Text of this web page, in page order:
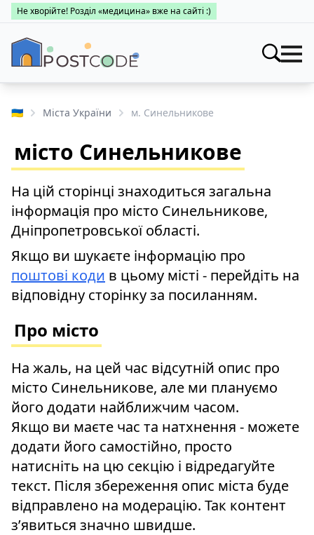
Не хворійте! Розділ «медицина» вже на сайті :)
Індекси
Пошук за областями
Про каталог
Міста України
Заклади
Про поштові індекси
Пошук за областями
Медицина
Про поштові індекси
Пошук за областями
👤 Особистий кабінет
🇺🇦 Міста України м. Синельникове
місто Синельникове
На цій сторінці знаходиться загальна
інформація про місто Синельникове,
Дніпропетровської області.
Якщо ви шукаєте інформацію про
поштові коди в цьому місті - перейдіть на
відповідну сторінку за посиланням.
Про місто
На жаль, на цей час відсутній опис про
місто Синельникове, але ми плануємо
його додати найближчим часом.
Якщо ви маєте час та натхнення - можете
додати його самостійно, просто
натисніть на цю секцію і відредагуйте
текст. Після збереження опис міста буде
відправлено на модерацію. Так контент
зʼявиться значно швидше.